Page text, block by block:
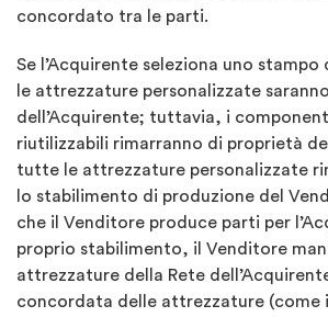
concordato tra le parti.
Se l’Acquirente seleziona uno
le attrezzature personalizzate
dell’Acquirente; tuttavia, i
riutilizzabili rimarranno di proprietà
tutte le attrezzature personalizzate
lo stabilimento di produzione del
che il Venditore produce parti per
proprio stabilimento, il Venditore
attrezzature della Rete
concordata delle attrezzature (come